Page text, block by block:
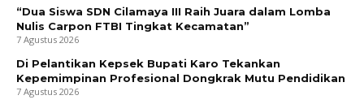
“Dua Siswa SDN Cilamaya III Raih Juara dalam Lomba
Nulis Carpon FTBI Tingkat Kecamatan”
7 Agustus 2026
Di Pelantikan Kepsek Bupati Karo Tekankan
Kepemimpinan Profesional Dongkrak Mutu Pendidikan
7 Agustus 2026